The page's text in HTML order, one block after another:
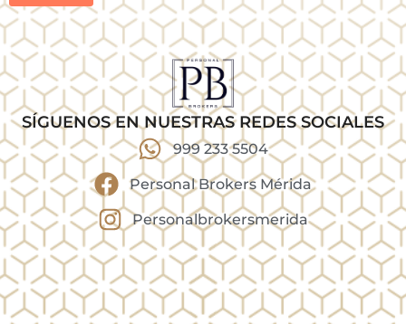
SÍGUENOS EN NUESTRAS REDES SOCIALES
999 233 5504
Personal Brokers Mérida
Personalbrokersmerida